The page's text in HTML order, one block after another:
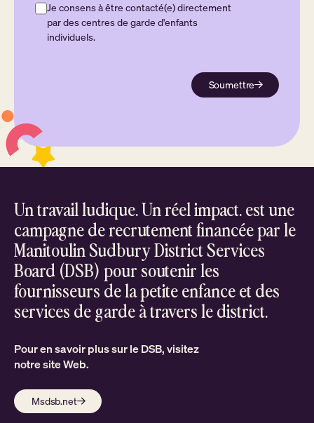
Je consens à être contacté(e) directement
par des centres de garde d'enfants
individuels.
Soumettre
Un travail ludique. Un réel impact. est une
campagne de recrutement financée par le
Manitoulin Sudbury District Services
Board (DSB) pour soutenir les
fournisseurs de la petite enfance et des
services de garde à travers le district.
Pour en savoir plus sur le DSB, visitez
notre site Web.
Msdsb.net